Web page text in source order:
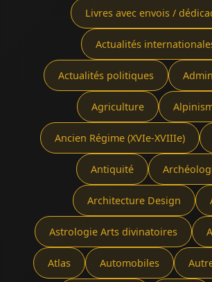
Livres avec envois /
Actualités
Actualités politiques
Agriculture
Ancien Régime (XVIe-XVIIIe)
Antiquité
Architecture Design
Astrologie Arts divinatoires
Atlas Automobiles